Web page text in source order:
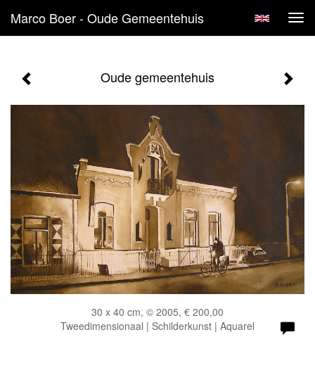
Marco Boer - Oude Gemeentehuis
Oude gemeentehuis
30 x 40 cm, © 2005, € 200,00
Tweedimensionaal | Schilderkunst | Aquarel